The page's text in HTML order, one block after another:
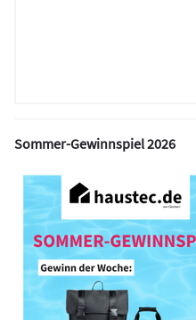
Sommer-Gewinnspiel 2026